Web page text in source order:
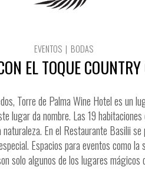
EVENTOS | BODAS
EL TOQUE
Torre de Palma Wine Hotel es un
lugar da nombre. Las 19
En el Restaurante Basilii
Espacios para eventos como
solo algunos de los lugares mágicos